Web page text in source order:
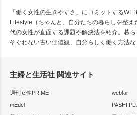
「働く女性の生きやすさ」にコミットする
Lifestyle（ちゃんと、自分たちの暮らしを整
代の女性が直面する課題や解決法を紹介。暮
そぐわない古い価値観、自分らしく働く方法な
主婦と生活社 関連サイト
週刊女性PRIME
web!ar
mEdel
PASH!